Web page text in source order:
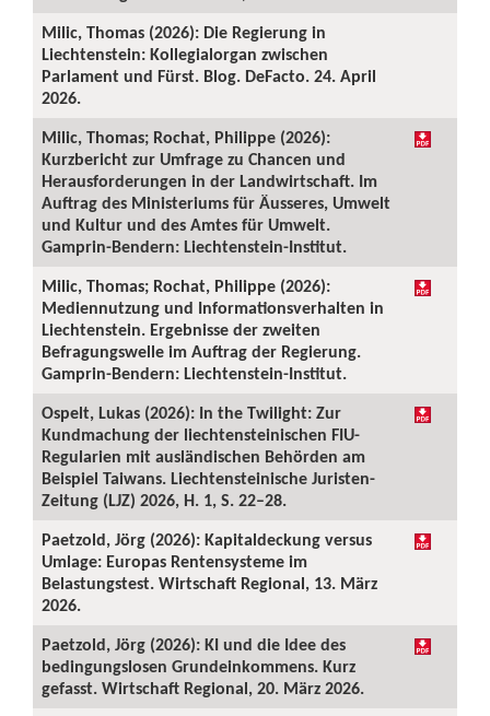
Milic, Thomas (2026): Die Regierung in
Liechtenstein: Kollegialorgan zwischen
Parlament und Fürst. Blog. DeFacto. 24. April
2026.
Milic, Thomas; Rochat, Philippe (2026):
Kurzbericht zur Umfrage zu Chancen und
Herausforderungen in der Landwirtschaft. Im
Auftrag des Ministeriums für Äusseres, Umwelt
und Kultur und des Amtes für Umwelt.
Gamprin-Bendern: Liechtenstein-Institut.
Milic, Thomas; Rochat, Philippe (2026):
Mediennutzung und Informationsverhalten in
Liechtenstein. Ergebnisse der zweiten
Befragungswelle im Auftrag der Regierung.
Gamprin-Bendern: Liechtenstein-Institut.
Ospelt, Lukas (2026): In the Twilight: Zur
Kundmachung der liechtensteinischen FIU-
Regularien mit ausländischen Behörden am
Beispiel Taiwans. Liechtensteinische Juristen-
Zeitung (LJZ) 2026, H. 1, S. 22–28.
Paetzold, Jörg (2026): Kapitaldeckung versus
Umlage: Europas Rentensysteme im
Belastungstest. Wirtschaft Regional, 13. März
2026.
Paetzold, Jörg (2026): KI und die Idee des
bedingungslosen Grundeinkommens. Kurz
gefasst. Wirtschaft Regional, 20. März 2026.